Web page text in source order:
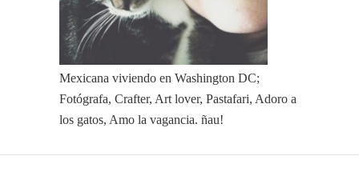
Mexicana viviendo en Washington DC;
Fotógrafa, Crafter, Art lover, Pastafari, Adoro a
los gatos, Amo la vagancia. ñau!